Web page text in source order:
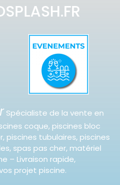
Spécialiste de la vente en
coque, piscines bloc
piscines tubulaires, piscines
spas pas cher, matériel
– Livraison rapide,
projet piscine.